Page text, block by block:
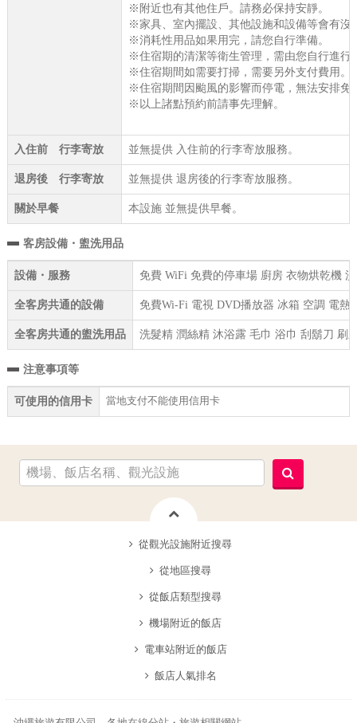
※附近也有其他住戶。請務必保持安靜。
※家具、室內擺設、其他設施和設備等會有沒
※消耗性用品如果用完，請您自行準備。
※住宿期的清潔等衛生管理，需由您自行進行
※住宿期間如需要打掃，需要另外支付費用。
※住宿期間因颱風的影響而停電，無法安排免
※以上諸點預約前請事先理解。
入住前 行李寄放 並無提供 入住前的行李寄放服務。
退房後 行李寄放 並無提供 退房後的行李寄放服務。
關於早餐 本設施 並無提供早餐。
客房設備・盥洗用品
設備・服務 免費 WiFi 免費的停車場 廚房 衣物烘乾機
全客房共通的設備 免費Wi-Fi 電視 DVD播放器 冰箱 空調 電
全客房共通的盥洗用品 洗髮精 潤絲精 沐浴露 毛巾 浴巾 刮鬍刀 刷
注意事項等
可使用的信用卡 當地支付不能使用信用卡
從觀光設施附近搜尋
從地區搜尋
從飯店類型搜尋
機場附近的飯店
電車站附近的飯店
飯店人氣排名